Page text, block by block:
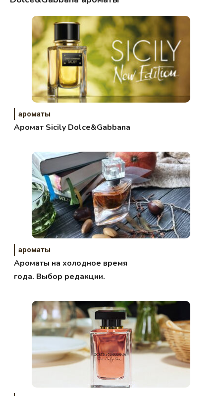
ароматы
Аромат Sicily Dolce&Gabbana
ароматы
Ароматы на холодное время
года. Выбор редакции.